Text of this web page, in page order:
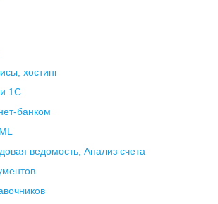
хостинг
1С
банком
ведомость, Анализ счета